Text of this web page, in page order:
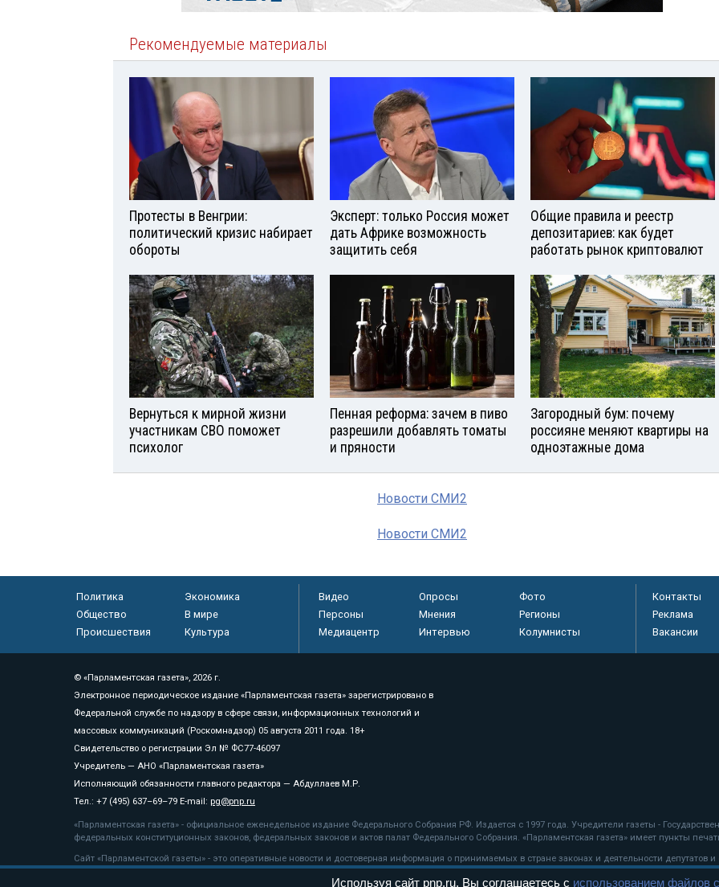
Рекомендуемые материалы
Протесты в Венгрии:
политический кризис набирает
обороты
Эксперт: только Россия может
дать Африке возможность
защитить себя
Общие правила и реестр
депозитариев: как будет
работать рынок криптовалют
Вернуться к мирной жизни
участникам СВО поможет
психолог
Пенная реформа: зачем в пиво
разрешили добавлять томаты
и пряности
Загородный бум: почему
россияне меняют квартиры на
одноэтажные дома
Новости СМИ2
Новости СМИ2
Политика
Экономика
Общество
В мире
Происшествия
Культура
Видео Опросы
Фото
Персоны
Мнения
Регионы
Медиацентр
Интервью Колумнисты
Контакты
Реклама
Вакансии
© «Парламентская газета», 2026 г.
Электронное периодическое издание «Парламентская газета» зарегистрировано в
Федеральной службе по надзору в сфере связи, информационных технологий и
массовых коммуникаций (Роскомнадзор) 05 августа 2011 года. 18+
Свидетельство о регистрации Эл № ФС77-46097
Учредитель — АНО «Парламентская газета»
Исполняющий обязанности главного редактора — Абдуллаев М.Р.
Тел.: +7 (495) 637–69–79 E-mail: pg@pnp.ru
«Парламентская газета» - официальное еженедельное издание Федерального Собрания РФ. Издается с 1997 года. Учредители газеты -
федеральных конституционных законов, федеральных законов и актов палат Федерального Собрания. «Парламентская газета» имеет пункты
Сайт «Парламентской газеты» - это оперативные новости и достоверная информация о принимаемых в стране законах и деятельности депутатов
«Парламентской газеты» активная ссылка на pnp.ru обязательна.
Используя сайт pnp.ru, Вы соглашаетесь с использованием файлов